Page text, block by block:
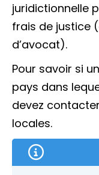
juridictionnelle
frais de justice
d’avocat).
Pour savoir si
pays dans
devez
locales.